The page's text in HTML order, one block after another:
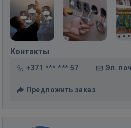
Контакты
+371 *** *** 57 Эл.
Предложить заказ